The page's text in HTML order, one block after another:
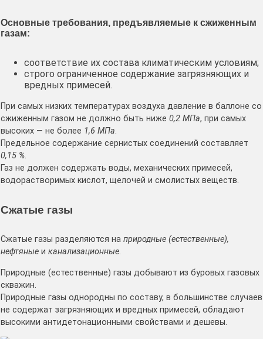
Основные требования, предъявляемые к сжиженным
газам:
соответствие их состава климатическим условиям;
строго ограниченное содержание загрязняющих и
вредных примесей.
При самых низких температурах воздуха давление в баллоне со
сжиженным газом не должно быть ниже 0,2 МПа, при самых
высоких — не более 1,6 МПа.
Предельное содержание сернистых соединений составляет
0,15 %.
Газ не должен содержать воды, механических примесей,
водорастворимых кислот, щелочей и смолистых веществ.
Сжатые газы
Сжатые газы разделяются на природные (естественные),
нефтяные и канализационные.
Природные (естественные) газы добывают из буровых газовых
скважин.
Природные газы однородны по составу, в большинстве случаев
не содержат загрязняющих и вредных примесей, обладают
высокими антидетонационными свойствами и дешевы.